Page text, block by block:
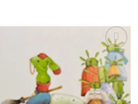
Tilføj
som
favorit